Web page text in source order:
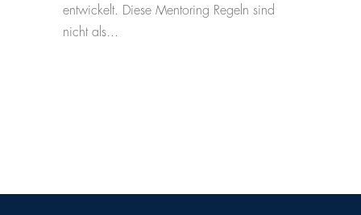
entwickelt. Diese Mentoring Regeln sind
nicht als...